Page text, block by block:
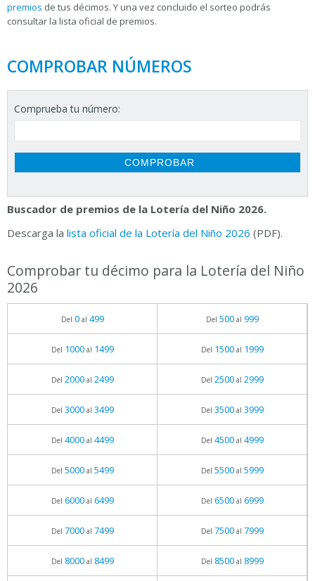
premios de tus décimos. Y una vez concluido el sorteo podrás
consultar la lista oficial de premios.
COMPROBAR NÚMEROS
Comprueba tu número:
Buscador de premios de la Lotería del Niño 2026.
Descarga la lista oficial de la Lotería del Niño 2026 (PDF).
Comprobar tu décimo para la Lotería del Niño
2026
Del 0al 499 Del 500al 999
Del 1000al 1499 Del 1500al 1999
Del 2000al 2499 Del 2500al 2999
Del 3000al 3499 Del 3500al 3999
Del 4000al 4499 Del 4500al 4999
Del 5000al 5499 Del 5500al 5999
Del 6000al 6499 Del 6500al 6999
Del 7000al 7499 Del 7500al 7999
Del 8000al 8499 Del 8500al 8999